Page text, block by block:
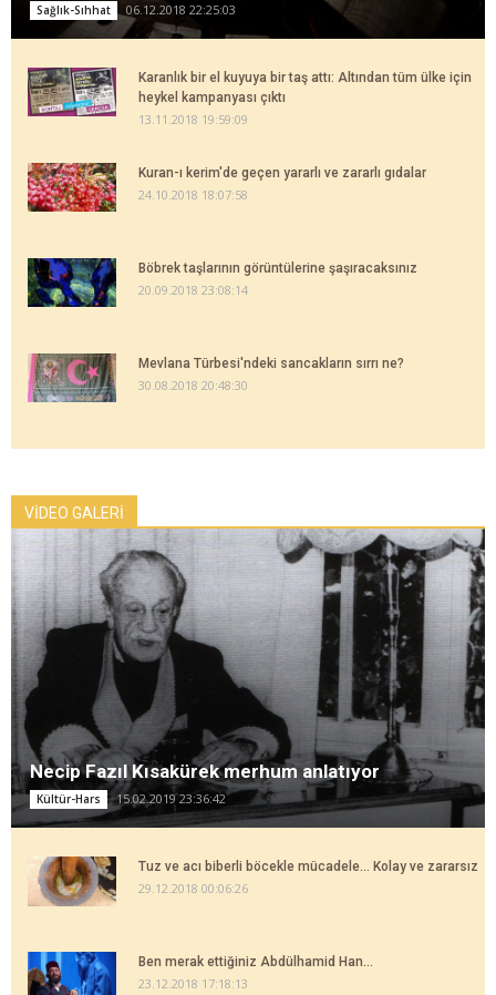
Sağlık-Sıhhat 06.12.2018 22:25:03
Karanlık bir el kuyuya bir taş attı: Altından tüm ülke için
heykel kampanyası çıktı
13.11.2018 19:59:09
Kuran-ı kerim'de geçen yararlı ve zararlı gıdalar
24.10.2018 18:07:58
Böbrek taşlarının görüntülerine şaşıracaksınız
20.09.2018 23:08:14
Mevlana Türbesi'ndeki sancakların sırrı ne?
30.08.2018 20:48:30
VİDEO GALERİ
Necip Fazıl Kısakürek merhum anlatıyor
Kültür-Hars 15.02.2019 23:36:42
Tuz ve acı biberli böcekle mücadele... Kolay ve zararsız
29.12.2018 00:06:26
Ben merak ettiğiniz Abdülhamid Han...
23.12.2018 17:18:13